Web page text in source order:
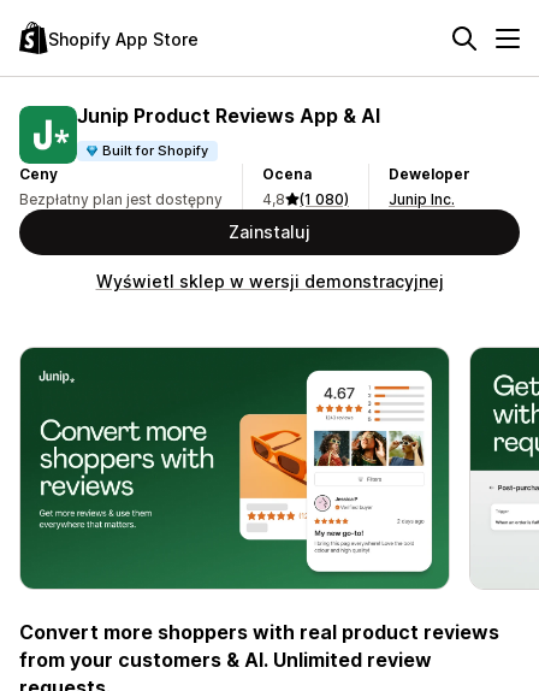
Shopify App Store
Junip Product Reviews App & AI
Built for Shopify
Ceny
Bezpłatny plan jest dostępny
Ocena
4,8
(1 080)
Deweloper
Junip Inc.
Zainstaluj
Wyświetl sklep w wersji demonstracyjnej
Convert more shoppers with real product reviews
from your customers & AI. Unlimited review